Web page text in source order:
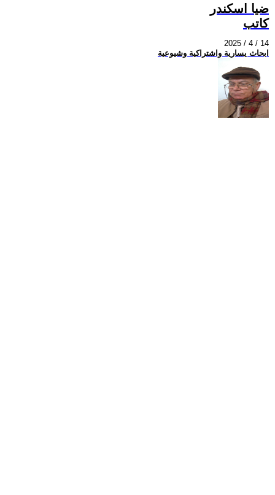
ضيا اسكندر
كاتب
2025 / 4 / 14
ابحاث يسارية واشتراكية وشيوعية